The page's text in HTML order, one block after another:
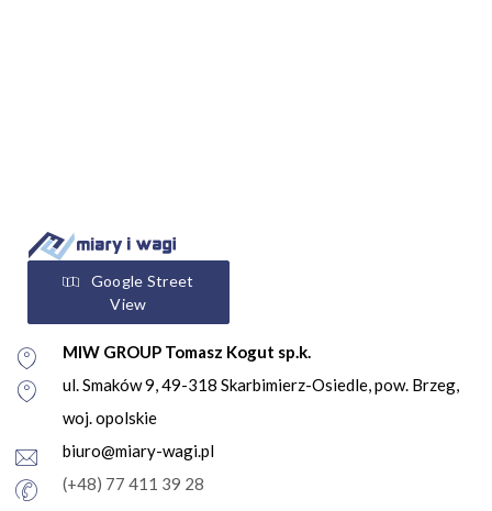
Google Street
View
MIW GROUP Tomasz Kogut sp.k.
ul. Smaków 9, 49-318 Skarbimierz-Osiedle, pow. Brzeg,
woj. opolskie
biuro@miary-wagi.pl
(+48) 77 411 39 28